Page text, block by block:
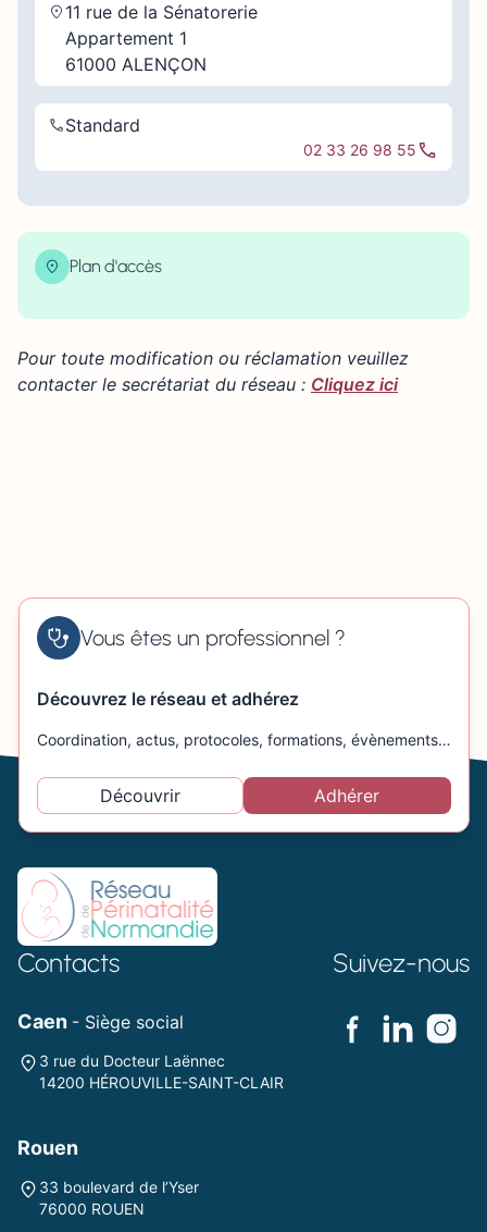
11 rue de la Sénatorerie
Appartement 1
61000 ALENÇON
Standard
02 33 26 98 55
Plan d'accès
×
−
Pour toute modification ou réclamation veuillez
contacter le secrétariat du réseau : Cliquez ici
Vous êtes un professionnel ?
Découvrez le réseau et adhérez
Coordination, actus, protocoles, formations, évènements…
Découvrir Adhérer
Contacts
Caen - Siège social
3 rue du Docteur Laënnec
14200 HÉROUVILLE-SAINT-CLAIR
Rouen
33 boulevard de l’Yser
76000 ROUEN
Suivez-nous